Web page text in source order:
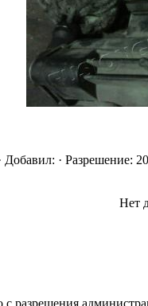
Добавил: · Разрешение:
Нет
разрешения